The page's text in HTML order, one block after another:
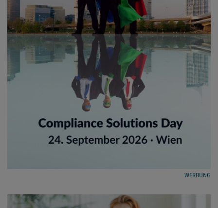
WERBUNG